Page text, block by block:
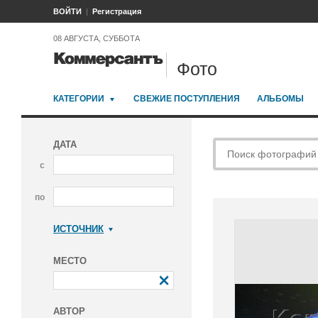
ВОЙТИ Регистрация
08 АВГУСТА, СУББОТА
Фото
КАТЕГОРИИ СВЕЖИЕ ПОСТУПЛЕНИЯ АЛЬБОМЫ
ДАТА
с
по
ИСТОЧНИК
МЕСТО
АВТОР